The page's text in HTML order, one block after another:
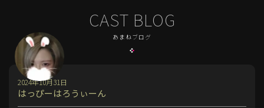
CAST BLOG
あまねブログ
はっぴーはろうぃーん
2024年10月31日